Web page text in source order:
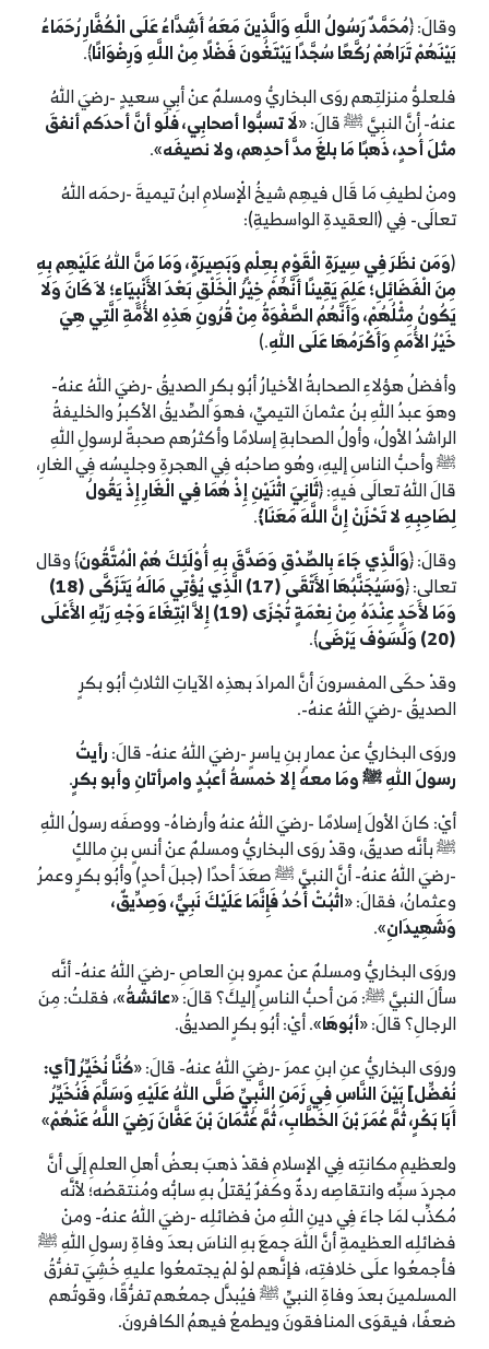
وقالَ: ﴿مُحَمَّدٌ رَسُولُ اللَّهِ وَالَّذِينَ مَعَهُ أَشِدَّاءُ عَلَى الْكُفَّارِ رُحَمَاءُ
بَيْنَهُمْ تَرَاهُمْ رُكَّعًا سُجَّدًا يَبْتَغُونَ فَضْلًا مِنْ اللَّهِ وَرِضْوَانًا﴾.
فلعلوُّ منزلتِهم روَى البخاريُّ ومسلمٌ عنْ أبِي سعيدٍ -رضيَ اللهُ
عنهُ- أنَّ النبيَّ ﷺ قالَ: «لَا تسبُّوا أصحابِي، فلَو أنَّ أحدَكم أنفقَ
مثلَ أُحدٍ، ذَهبًا مَا بلغَ مدَّ أحدِهم، ولا نصيفَه».
ومنْ لطيفِ مَا قَال فيهِم شيخُ الْإسلامِ ابنُ تيميةَ -رحمَه اللهُ
تعالَى- فِي (العقيدةِ الواسطيةِ):
(وَمَن نظَرَ فِي سِيرَةِ الْقَوْمِ بِعِلْمٍ وَبَصِيرَةٍ، وَمَا مَنَّ اللهُ عَلَيْهِم بِهِ
مِنَ الْفَضَائِلِ؛ عَلِمَ يَقِينًا أَنَّهُمْ خِيْرُ الْخَلْقِ بَعْدَ الأَنْبِيَاءِ؛ لاَ كَانَ وَلا
يَكُونُ مِثْلُهُمْ، وَأَنَّهُمُ الصَّفْوَةُ مِنْ قُرُونِ هَذِهِ الأُمَّةِ الَّتِي هِيَ
خَيْرُ الأُمَمِ وَأَكْرَمُهَا عَلَى اللهِ.)
وأفضلُ هؤلاءِ الصحابةُ الأخيارُ أبُو بكرٍ الصديقُ -رضيَ اللهُ عنهُ-
وهوَ عبدُ اللهِ بنُ عثمانَ التيميِّ، فهوَ الصِّديقُ الأكبرُ والخليفةُ
الراشدُ الأولُ، وأولُ الصحابةِ إسلامًا وأكثرُهم صحبةً لرسولِ اللهِ
ﷺ وأحبُّ الناسِ إليهِ، وهُو صاحبُه فِي الهجرةِ وجليسُه فِي الغارِ،
قالَ اللهُ تعالَى فيهِ: ﴿ثَانِيَ اثْنَيْنِ إِذْ هُمَا فِي الْغَارِ إِذْ يَقُولُ
لِصَاحِبِهِ لا تَحْزَنْ إِنَّ اللَّهَ مَعَنَا﴾.
وقالَ: ﴿وَالَّذِي جَاءَ بِالصِّدْقِ وَصَدَّقَ بِهِ أُوْلَئِكَ هُمْ الْمُتَّقُونَ﴾ وقال
تعالى: ﴿
وَسَيُجَنَّبُهَا الأَتْقَى (17) الَّذِي يُؤْتِي مَالَهُ يَتَزَكَّى (18)
وَمَا لأَحَدٍ عِنْدَهُ مِنْ نِعْمَةٍ تُجْزَى (19) إِلاَّ ابْتِغَاءَ وَجْهِ رَبِّهِ الأَعْلَى
(20) وَلَسَوْفَ يَرْضَى
﴾.
وقدْ حكَى المفسرونَ أنَّ المرادَ بهذِه الآياتِ الثلاثِ أبُو بكرٍ
الصديقُ -رضيَ اللهُ عنهُ-.
وروَى البخاريُّ عنْ عمارٍ بنِ ياسرٍ -رضيَ اللهُ عنهُ- قالَ:رأيتُ
رسولَ اللهِ ﷺ ومَا معهُ إلا خمسةُ أعبُدٍ وامرأتانِ وأبو بكرٍ.
أيْ: كانَ الأولَ إسلامًا -رضيَ اللهُ عنهُ وأرضاهُ- ووصفَه رسولُ اللهِ
ﷺ بأنَّه صديقٌ، وقدْ روَى البخاريُّ ومسلمٌ عنْ أنسٍ بنِ مالكٍ
-رضيَ اللهُ عنهُ- أنَّ النبيَّ ﷺ صعَدَ أحدًا (جبلَ أحدٍ) وأبُو بكرٍ وعمرُ
وعثمانُ، فقالَ: «اثْبُتْ أُحُدُ فَإِنَّمَا عَلَيْكَ نَبِيٌّ، وَصِدِّيقٌ،
وَشَهِيدَانِ».
وروَى البخاريُّ ومسلمٌ عنْ عمرٍو بنِ العاصِ -رضيَ اللهُ عنهُ- أنَّه
سألَ النبيَّ ﷺ: مَن أحبُّ الناسِ إليكَ؟ قالَ: «عائشةُ»، فقلتُ: مِنَ
الرجالِ؟ قالَ: «أبُوهَا». أيْ: أبُو بكرٍ الصديقُ.
وروَى البخاريُّ عنِ ابنِ عمرَ -رضيَ اللهُ عنهُ- قالَ: «كُنَّا نُخَيِّرُ [أي:
نُفضِّل] بَيْنَ النَّاسِ فِي زَمَنِ النَّبِيِّ صَلَّى اللهُ عَلَيْهِ وَسَلَّمَ فَنُخَيِّرُ
أَبَا بَكْرٍ، ثُمَّ عُمَرَ بْنَ الخَطَّابِ، ثُمَّ عُثْمَانَ بْنَ عَفَّانَ رَضِيَ اللَّهُ عَنْهُمْ»
ولعظيمِ مكانتِه فِي الإسلامِ فقدْ ذهبَ بعضُ أهلِ العلمِ إلَى أنَّ
مجردَ سبِّه وانتقاصِه ردةٌ وكفرٌ يُقتلُ بهِ سابُّه ومُنتقصُه؛ لأنَّه
مُكذِّب لمَا جاءَ فِي دينِ اللهِ منْ فضائلِه -رضيَ اللهُ عنهُ- ومنْ
فضائلِه العظيمةِ أنَّ اللهَ جمعَ بهِ الناسَ بعدَ وفاةِ رسولِ اللهِ ﷺ
فأجمعُوا علَى خلافتِه، فإنَّهم لوْ لمْ يجتمعُوا عليهِ خُشِيَ تفرُّقُ
المسلمينَ بعدَ وفاةِ النبيِّ ﷺ فيُبدَّل جمعُهم تفرُّقًا، وقوتُهم
ضعفًا، فيقوَى المنافقونَ ويطمعُ فيهمُ الكافرونَ.